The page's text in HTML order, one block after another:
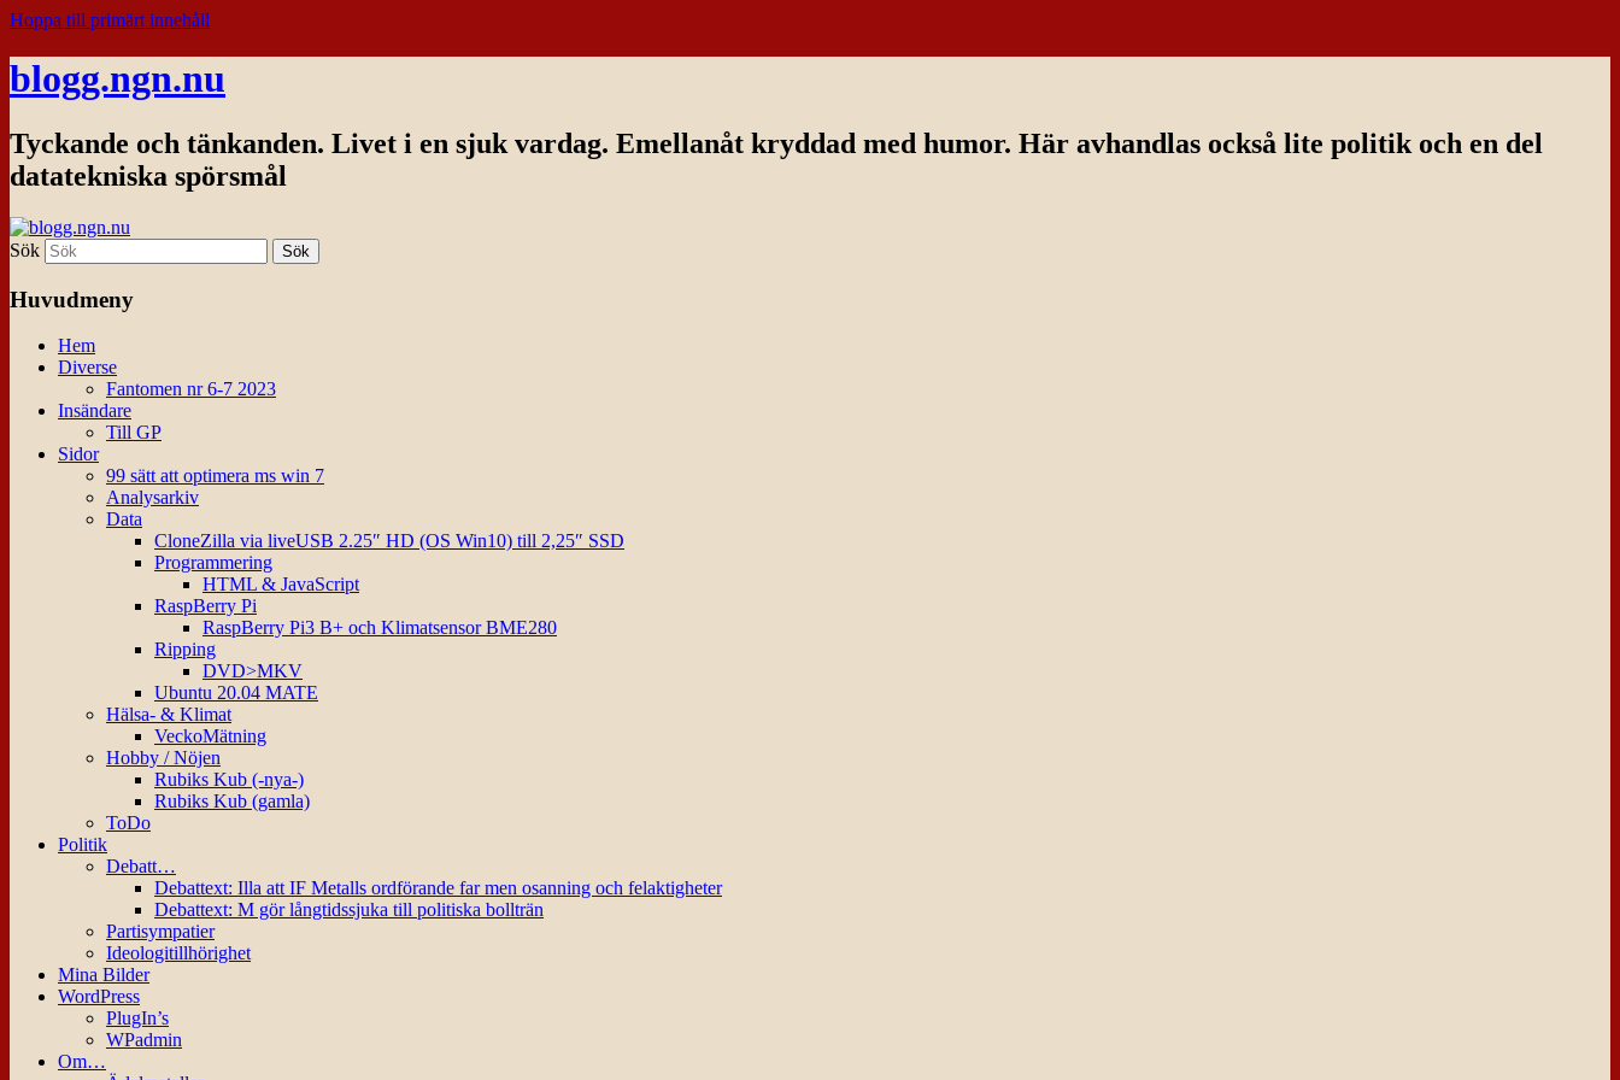
Hoppa till primärt innehåll
blogg.ngn.nu
Tyckande och tänkanden. Livet i en sjuk vardag. Emellanåt kryddad med humor. Här avhandlas också lite politik och en del
datatekniska spörsmål
Sök
Huvudmeny
Hem
Diverse
Fantomen nr 6-7 2023
Insändare
Till GP
Sidor
99 sätt att optimera ms win 7
Analysarkiv
Data
CloneZilla via liveUSB 2.25″ HD (OS Win10) till 2,25″ SSD
Programmering
HTML & JavaScript
RaspBerry Pi
RaspBerry Pi3 B+ och Klimatsensor BME280
Ripping
DVD>MKV
Ubuntu 20.04 MATE
Hälsa- & Klimat
VeckoMätning
Hobby / Nöjen
Rubiks Kub (-nya-)
Rubiks Kub (gamla)
ToDo
Politik
Debatt…
Debattext: Illa att IF Metalls ordförande far men osanning och felaktigheter
Debattext: M gör långtidssjuka till politiska bollträn
Partisympatier
Ideologitillhörighet
Mina Bilder
WordPress
PlugIn’s
WPadmin
Om…